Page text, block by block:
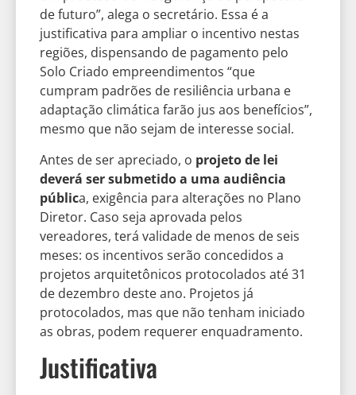
de futuro”, alega o secretário. Essa é a
justificativa para ampliar o incentivo nestas
regiões, dispensando de pagamento pelo
Solo Criado empreendimentos “que
cumpram padrões de resiliência urbana e
adaptação climática farão jus aos benefícios”,
mesmo que não sejam de interesse social.
Antes de ser apreciado, o projeto de lei
deverá ser submetido a uma audiência
pública, exigência para alterações no Plano
Diretor. Caso seja aprovada pelos
vereadores, terá validade de menos de seis
meses: os incentivos serão concedidos a
projetos arquitetônicos protocolados até 31
de dezembro deste ano. Projetos já
protocolados, mas que não tenham iniciado
as obras, podem requerer enquadramento.
Justificativa